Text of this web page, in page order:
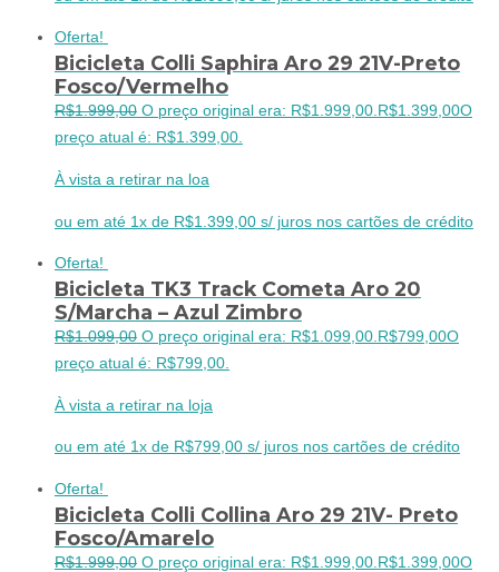
Oferta!
Bicicleta Colli Saphira Aro 29 21V-Preto
Fosco/Vermelho
R$1.999,00 O preço original era: R$1.999,00. R$1.399,00O
preço atual é: R$1.399,00.
À vista a retirar na loa
ou em até 1x de R$1.399,00 s/ juros nos cartões de crédito
Oferta!
Bicicleta TK3 Track Cometa Aro 20
S/Marcha – Azul Zimbro
R$1.099,00 O preço original era: R$1.099,00. R$799,00O
preço atual é: R$799,00.
À vista a retirar na loja
ou em até 1x de R$799,00 s/ juros nos cartões de crédito
Oferta!
Bicicleta Colli Collina Aro 29 21V- Preto
Fosco/Amarelo
R$1.999,00 O preço original era: R$1.999,00. R$1.399,00O